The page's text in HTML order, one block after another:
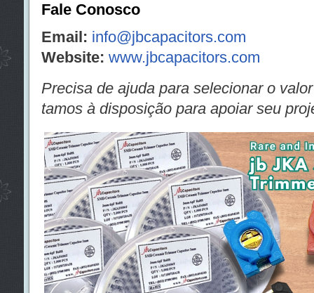
Fale Conosco
Email: info@jbcapacitors.com
Website: www.jbcapacitors.com
Precisa de ajuda para selecionar o
tamos à disposição para apoiar seu